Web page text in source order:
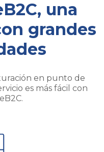
una
grandes
en punto de
es más fácil con